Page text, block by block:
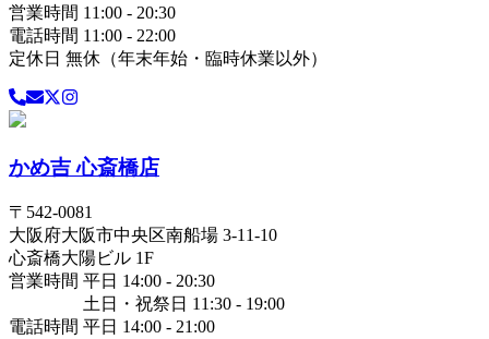
営業時間 11:00 - 20:30
電話時間 11:00 - 22:00
定休日 無休（年末年始・臨時休業以外）
かめ吉 心斎橋店
〒 542-0081
大阪府大阪市中央区南船場 3-11-10
心斎橋大陽ビル 1F
営業時間 平日 14:00 - 20:30
土日・祝祭日 11:30 - 19:00
電話時間 平日 14:00 - 21:00